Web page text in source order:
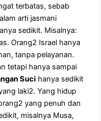
terbatas, sebab
arti jasmani
sedikit. Misalnya:
Orang2 Israel hanya
tanpa pelayanan.
tetapi hanya sampai
Suci hanya sedikit
laki2. Yang hidup
yang penuh dan
misalnya Musa,